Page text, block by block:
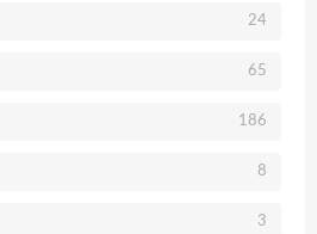
24
65
186
8
3